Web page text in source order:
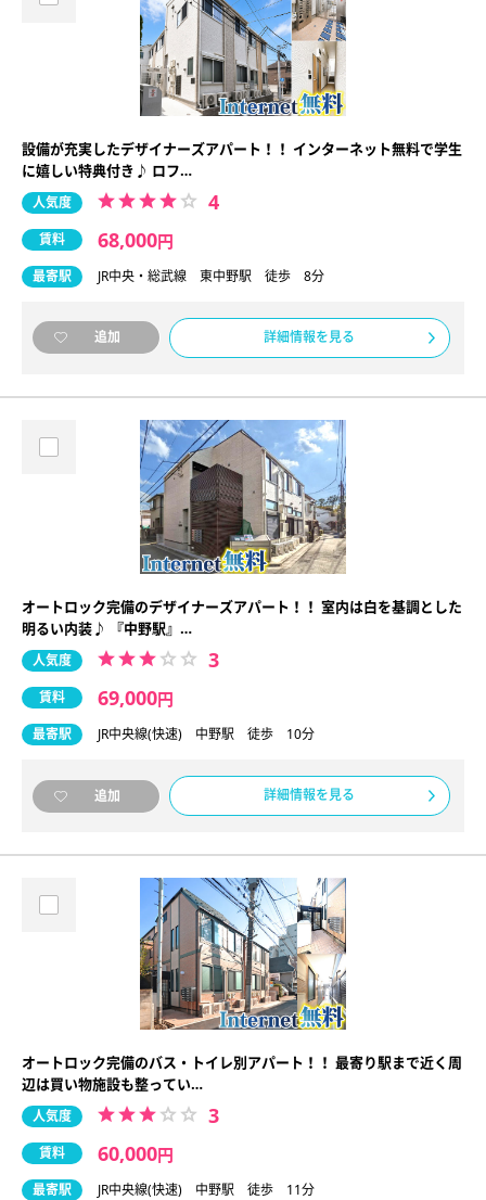
設備が充実したデザイナーズアパート！！ インターネット無料で学生
に嬉しい特典付き♪ ロフ…
人気度 4
賃料 68,000円
最寄駅 JR中央・総武線 東中野駅 徒歩 8分
追加 詳細情報を見る
オートロック完備のデザイナーズアパート！！ 室内は白を基調とした
明るい内装♪ 『中野駅』…
人気度 3
賃料 69,000円
最寄駅 JR中央線(快速) 中野駅 徒歩 10分
追加 詳細情報を見る
オートロック完備のバス・トイレ別アパート！！ 最寄り駅まで近く周
辺は買い物施設も整ってい…
人気度 3
賃料 60,000円
最寄駅 JR中央線(快速) 中野駅 徒歩 11分